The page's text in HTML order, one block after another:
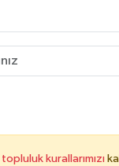
topluluk kurallarımızı